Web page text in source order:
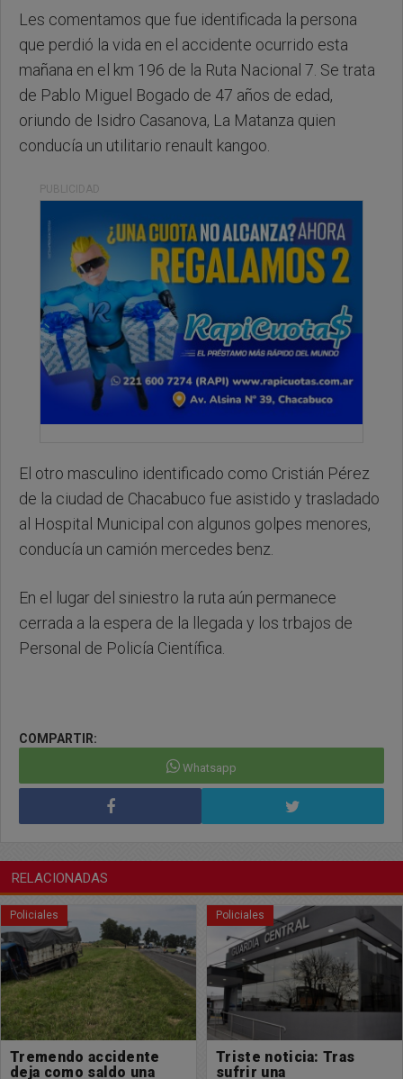
Les comentamos que fue identificada la persona
que perdió la vida en el accidente ocurrido esta
mañana en el km 196 de la Ruta Nacional 7. Se trata
de Pablo Miguel Bogado de 47 años de edad,
oriundo de Isidro Casanova, La Matanza quien
conducía un utilitario renault kangoo.
PUBLICIDAD
El otro masculino identificado como Cristián Pérez
de la ciudad de Chacabuco fue asistido y trasladado
al Hospital Municipal con algunos golpes menores,
conducía un camión mercedes benz.
En el lugar del siniestro la ruta aún permanece
cerrada a la espera de la llegada y los trbajos de
Personal de Policía Científica.
COMPARTIR:
Whatsapp
RELACIONADAS
Policiales
Triste noticia: Tras
sufrir una
Policiales
Inseguridad: Robaron 1
moto en las últimas